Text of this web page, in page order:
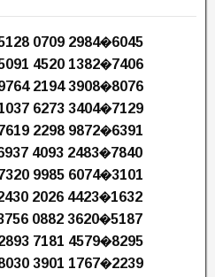
0709 2984�6045
4520 1382�7406
2194 3908�8076
6273 3404�7129
2298 9872�6391
4093 2483�7840
9985 6074�3101
2026 4423�1632
0882 3620�5187
7181 4579�8295
3901 1767�2239